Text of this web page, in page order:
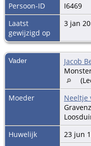
Persoon-ID
I6469
Laatst
gewijzigd op
3 jan
Vader Jacob
Moeder
Neeltje
Huwelijk
23 jun